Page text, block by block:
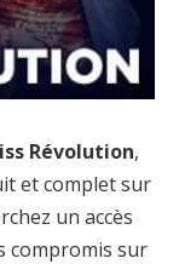
Révolution,
et complet sur
un accès
compromis sur